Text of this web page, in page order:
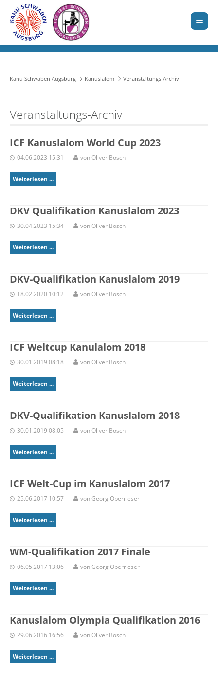
Kanu Schwaben Augsburg Kanuslalom Veranstaltungs-Archiv
Veranstaltungs-Archiv
ICF Kanuslalom World Cup 2023
04.06.2023 15:31 von Oliver Bosch
Weiterlesen ...
DKV Qualifikation Kanuslalom 2023
30.04.2023 15:34 von Oliver Bosch
Weiterlesen ...
DKV-Qualifikation Kanuslalom 2019
18.02.2020 10:12 von Oliver Bosch
Weiterlesen ...
ICF Weltcup Kanulalom 2018
30.01.2019 08:18 von Oliver Bosch
Weiterlesen ...
DKV-Qualifikation Kanuslalom 2018
30.01.2019 08:05 von Oliver Bosch
Weiterlesen ...
ICF Welt-Cup im Kanuslalom 2017
25.06.2017 10:57 von Georg Oberrieser
Weiterlesen ...
WM-Qualifikation 2017 Finale
06.05.2017 13:06 von Georg Oberrieser
Weiterlesen ...
Kanuslalom Olympia Qualifikation 2016
29.06.2016 16:56 von Oliver Bosch
Weiterlesen ...